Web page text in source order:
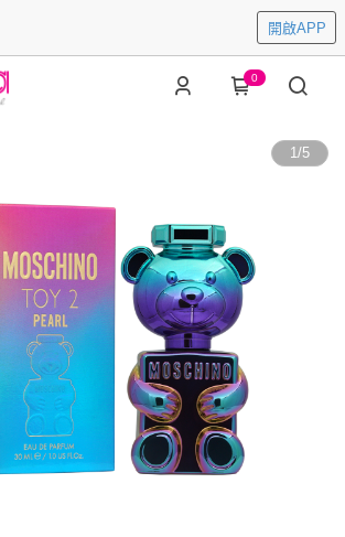
開啟APP
0
1/5